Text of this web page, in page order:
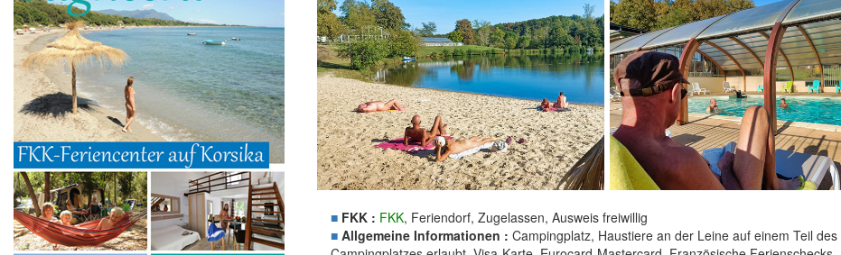
■ FKK : FKK, Feriendorf, Zugelassen, Ausweis freiwillig
■ Allgemeine Informationen : Campingplatz, Haustiere an der Leine auf einem Teil des